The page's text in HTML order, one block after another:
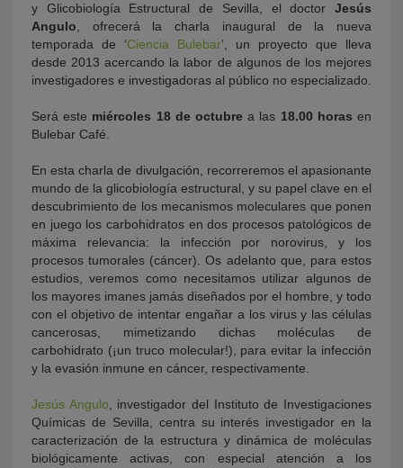
y Glicobiología Estructural de Sevilla, el doctor Jesús
Angulo, ofrecerá la charla inaugural de la nueva
temporada de ‘Ciencia Bulebar‘, un proyecto que lleva
desde 2013 acercando la labor de algunos de los mejores
investigadores e investigadoras al público no especializado.
Será este miércoles 18 de octubre a las 18.00 horas en
Bulebar Café.
En esta charla de divulgación, recorreremos el apasionante
mundo de la glicobiología estructural, y su papel clave en el
descubrimiento de los mecanismos moleculares que ponen
en juego los carbohidratos en dos procesos patológicos de
máxima relevancia: la infección por norovirus, y los
procesos tumorales (cáncer). Os adelanto que, para estos
estudios, veremos como necesitamos utilizar algunos de
los mayores imanes jamás diseñados por el hombre, y todo
con el objetivo de intentar engañar a los virus y las células
cancerosas, mimetizando dichas moléculas de
carbohidrato (¡un truco molecular!), para evitar la infección
y la evasión inmune en cáncer, respectivamente.
Jesús Angulo, investigador del Instituto de Investigaciones
Químicas de Sevilla, centra su interés investigador en la
caracterización de la estructura y dinámica de moléculas
biológicamente activas, con especial atención a los